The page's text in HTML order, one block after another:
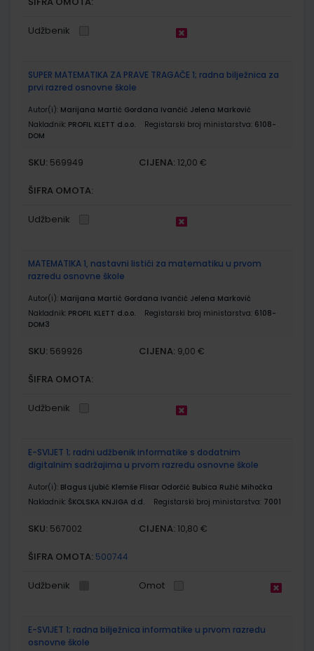
Udžbenik
SUPER MATEMATIKA ZA PRAVE TRAGAČE 1; radna bilježnica za
prvi razred osnovne škole
Autor(i): Marijana Martić Gordana Ivančić Jelena Marković
Nakladnik: PROFIL KLETT d.o.o. Registarski broj ministarstva: 6108-
DOM
SKU: 569949 CIJENA: 12,00 €
ŠIFRA OMOTA:
Udžbenik
MATEMATIKA 1, nastavni listići za matematiku u prvom
razredu osnovne škole
Autor(i): Marijana Martić Gordana Ivančić Jelena Marković
Nakladnik: PROFIL KLETT d.o.o. Registarski broj ministarstva: 6108-
DOM3
SKU: 569926 CIJENA: 9,00 €
ŠIFRA OMOTA:
Udžbenik
E-SVIJET 1; radni udžbenik informatike s dodatnim
digitalnim sadržajima u prvom razredu osnovne škole
Autor(i): Blagus Ljubić Klemše Flisar Odorčić Bubica Ružić Mihočka
Nakladnik: ŠKOLSKA KNJIGA d.d. Registarski broj ministarstva: 7001
SKU: 567002 CIJENA: 10,80 €
ŠIFRA OMOTA: 500744
Udžbenik Omot
E-SVIJET 1; radna bilježnica informatike u prvom razredu
osnovne škole